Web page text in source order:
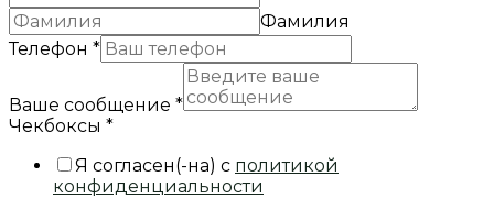
Фамилия
Телефон *
Ваше сообщение *
Чекбоксы *
Я согласен(-на) с политикой
конфиденциальности